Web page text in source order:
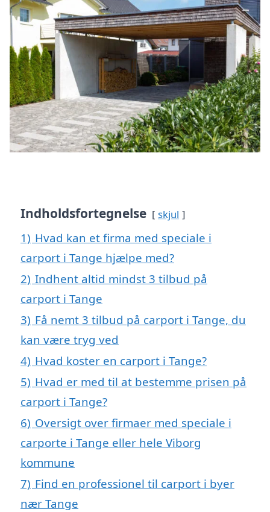
Indholdsfortegnelse skjul
1) Hvad kan et firma med speciale i
carport i Tange hjælpe med?
2) Indhent altid mindst 3 tilbud på
carport i Tange
3) Få nemt 3 tilbud på carport i Tange, du
kan være tryg ved
4) Hvad koster en carport i Tange?
5) Hvad er med til at bestemme prisen på
carport i Tange?
6) Oversigt over firmaer med speciale i
carporte i Tange eller hele Viborg
kommune
7) Find en professionel til carport i byer
nær Tange